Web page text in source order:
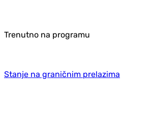
Trenutno na programu
Stanje na graničnim prelazima